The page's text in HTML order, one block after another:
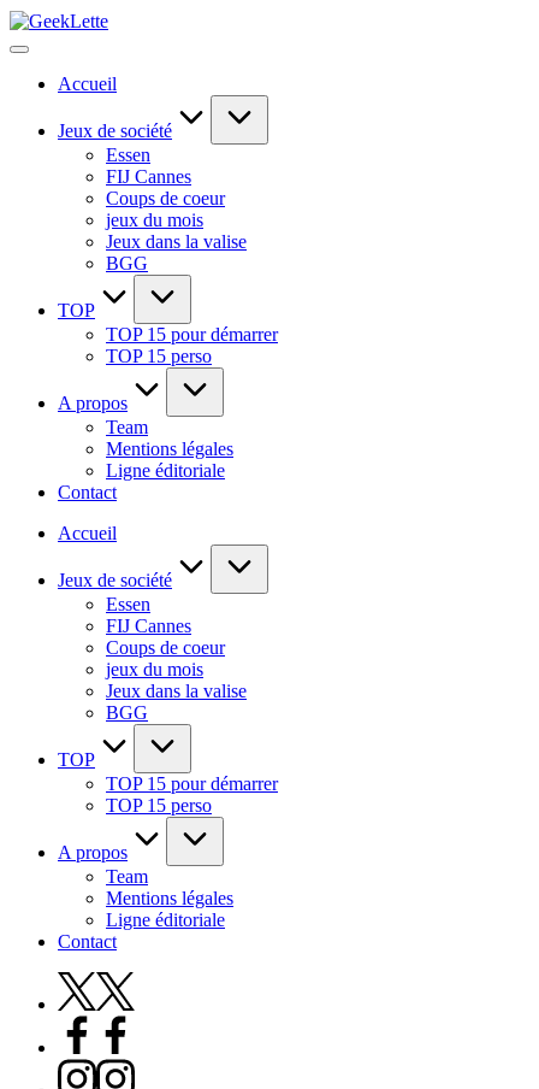
Skip
GeekLette
blog
Accueil
Jeux de société
Essen
FIJ Cannes
Coups de coeur
jeux du mois
Jeux dans la valise
BGG
TOP
TOP 15 pour démarrer
TOP 15 perso
A propos
Team
Mentions légales
Ligne éditoriale
Contact
Accueil
Jeux de société
Essen
FIJ Cannes
Coups de coeur
jeux du mois
Jeux dans la valise
BGG
TOP
TOP 15 pour démarrer
TOP 15 perso
A propos
Team
Mentions légales
Ligne éditoriale
Contact
X
Facebook
Instagram